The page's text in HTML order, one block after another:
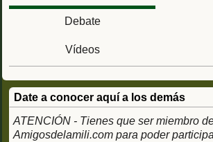
Debate
Vídeos
Date a conocer aquí a los demás
ATENCIÓN - Tienes que ser miembro
Amigosdelamili.com para poder